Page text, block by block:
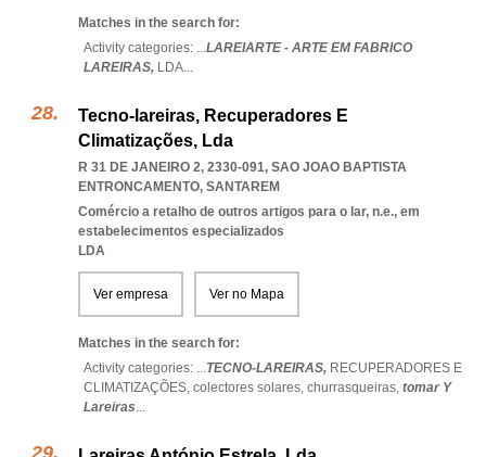
Matches in the search for:
Activity categories: ...LAREIARTE - ARTE EM FABRICO
LAREIRAS, LDA...
Tecno-lareiras, Recuperadores E
Climatizações, Lda
R 31 DE JANEIRO 2, 2330-091, SAO JOAO BAPTISTA
ENTRONCAMENTO, SANTAREM
Comércio a retalho de outros artigos para o lar, n.e., em
estabelecimentos especializados
LDA
Ver empresa Ver no Mapa
Matches in the search for:
Activity categories: ...TECNO-LAREIRAS, RECUPERADORES E
CLIMATIZAÇÕES, colectores solares, churrasqueiras, tomar Y
Lareiras...